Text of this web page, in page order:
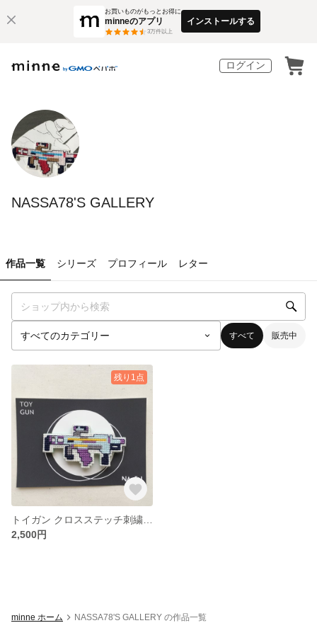
お買いものがもっとお得に
minneのアプリ
3万件以上
インストールする
ログイン
NASSA78'S GALLERY
作品一覧 シリーズ プロフィール レター
すべて 販売中
残り1点
2,500円
minne ホーム NASSA78'S GALLERY の作品一覧